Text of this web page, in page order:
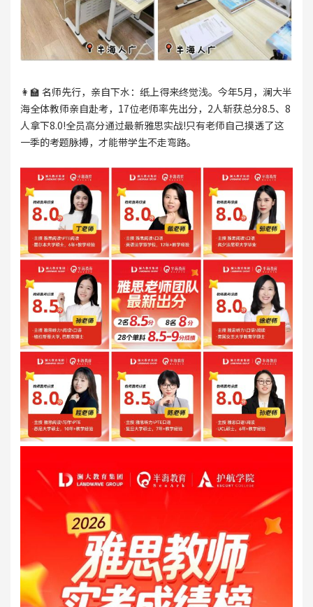
👩‍🏫 名师先行，亲自下水：纸上得来终觉浅。今年5月，澜大半
海全体教师亲自赴考，17位老师率先出分，2人斩获总分8.5、8
人拿下8.0!全员高分通过最新雅思实战!只有老师自己摸透了这
一季的考题脉搏，才能带学生不走弯路。